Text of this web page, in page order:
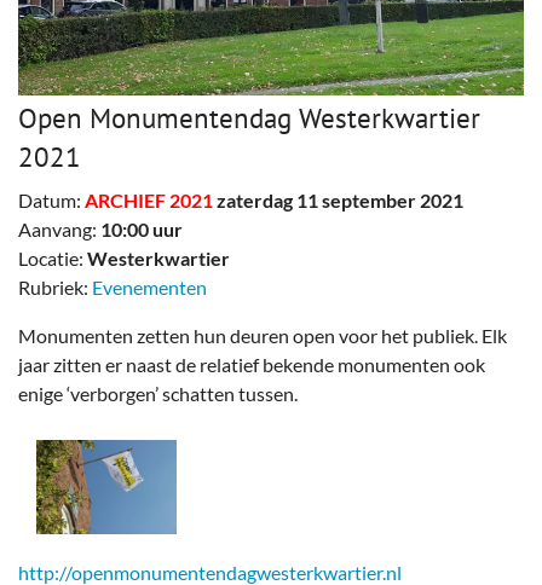
Open Monumentendag Westerkwartier
2021
Datum: ARCHIEF 2021zaterdag 11 september 2021
Aanvang: 10:00 uur
Locatie: Westerkwartier
Rubriek: Evenementen
Monumenten zetten hun deuren open voor het publiek. Elk
jaar zitten er naast de relatief bekende monumenten ook
enige ‘verborgen’ schatten tussen.
http://openmonumentendagwesterkwartier.nl